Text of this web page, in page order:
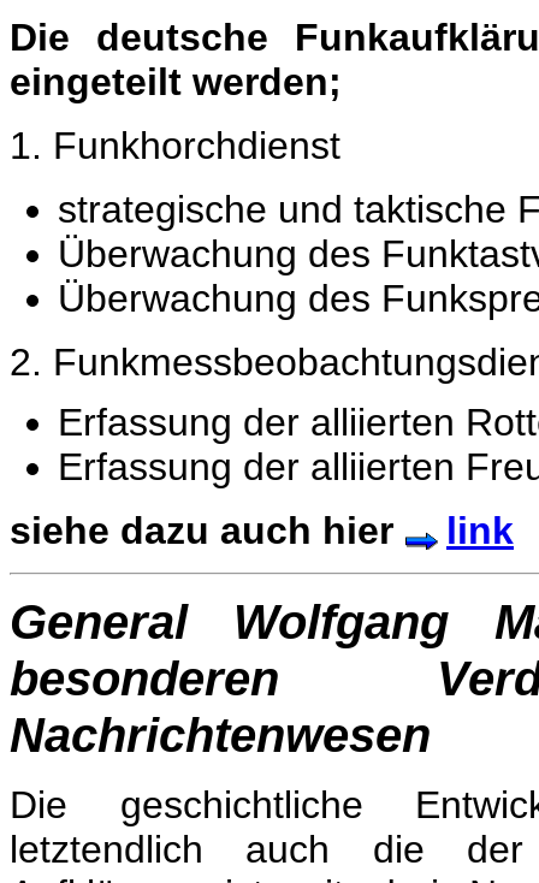
Die deutsche
eingeteilt werden;
1. Funkhorchdienst
strategische und taktische
Überwachung des
Überwachung des
2.
Erfassung der alliierten
Erfassung der alliierten
siehe dazu auch hier
link
General Wolfgang
besonderen
Nachrichtenwesen
Die geschichtliche
letztendlich auch die